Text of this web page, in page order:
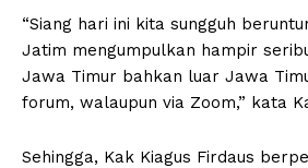
“Siang hari ini kita sungguh
Jatim mengumpulkan hampir
Jawa Timur bahkan luar Jawa
forum, walaupun via Zoom,” kata
Sehingga, Kak Kiagus Firdaus